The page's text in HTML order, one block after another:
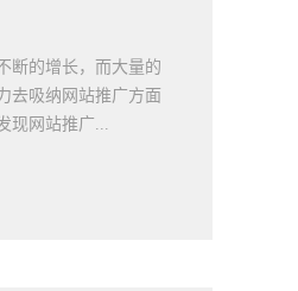
断的增长，而大量的
去吸纳网站推广方面
现网站推广...